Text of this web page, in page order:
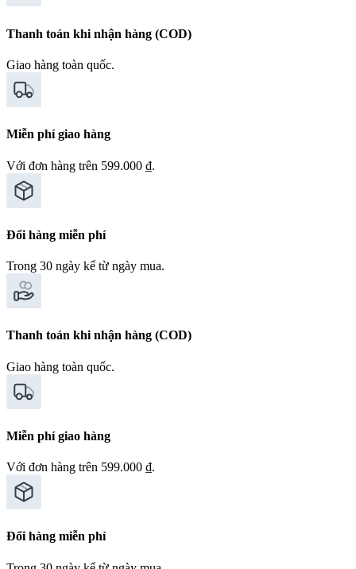
Thanh toán khi nhận hàng (COD)
Giao hàng toàn quốc.
Miễn phí giao hàng
Với đơn hàng trên 599.000 ₫.
Đổi hàng miễn phí
Trong 30 ngày kể từ ngày mua.
Thanh toán khi nhận hàng (COD)
Giao hàng toàn quốc.
Miễn phí giao hàng
Với đơn hàng trên 599.000 ₫.
Đổi hàng miễn phí